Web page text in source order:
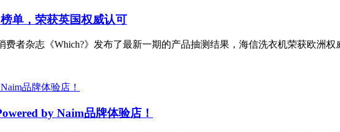
单，荣获英国权威认可
费者杂志《Which?》发布了最新一期的产品抽测结果，海信洗衣机荣获欧洲权
by Naim品牌体验店！